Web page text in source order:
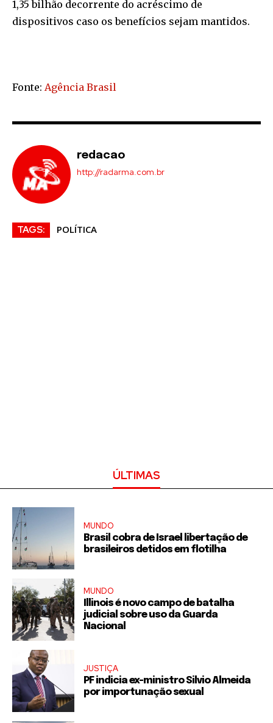
1,35 bilhão decorrente do acréscimo de
dispositivos caso os benefícios sejam mantidos.
Fonte: Agência Brasil
redacao
http://radarma.com.br
TAGS: POLÍTICA
ÚLTIMAS
MUNDO
Brasil cobra de Israel libertação de
brasileiros detidos em flotilha
MUNDO
Illinois é novo campo de batalha
judicial sobre uso da Guarda
Nacional
JUSTIÇA
PF indicia ex-ministro Silvio Almeida
por importunação sexual